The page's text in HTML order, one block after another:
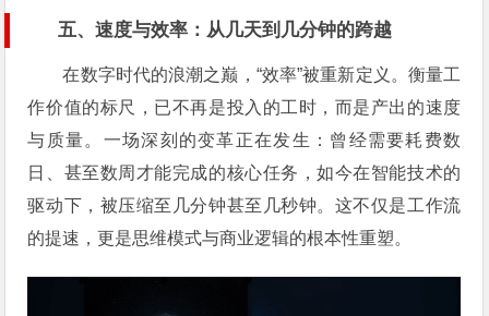
五、速度与效率：从几天到几分钟的跨越
在数字时代的浪潮之巅，“效率”被重新定义。衡量工
作价值的标尺，已不再是投入的工时，而是产出的速度
与质量。一场深刻的变革正在发生：曾经需要耗费数
日、甚至数周才能完成的核心任务，如今在智能技术的
驱动下，被压缩至几分钟甚至几秒钟。这不仅是工作流
的提速，更是思维模式与商业逻辑的根本性重塑。